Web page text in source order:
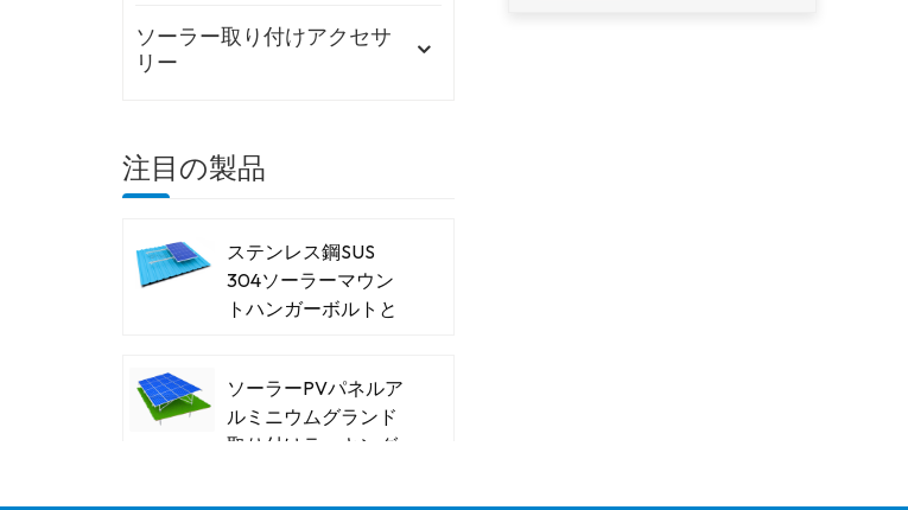
ソーラー取り付けアクセサ
リー
注目の製品
ステンレス鋼SUS
304ソーラーマウン
トハンガーボルトと
ソーラーPVパネルア
ルミニウムグランド
取り付けラッキング